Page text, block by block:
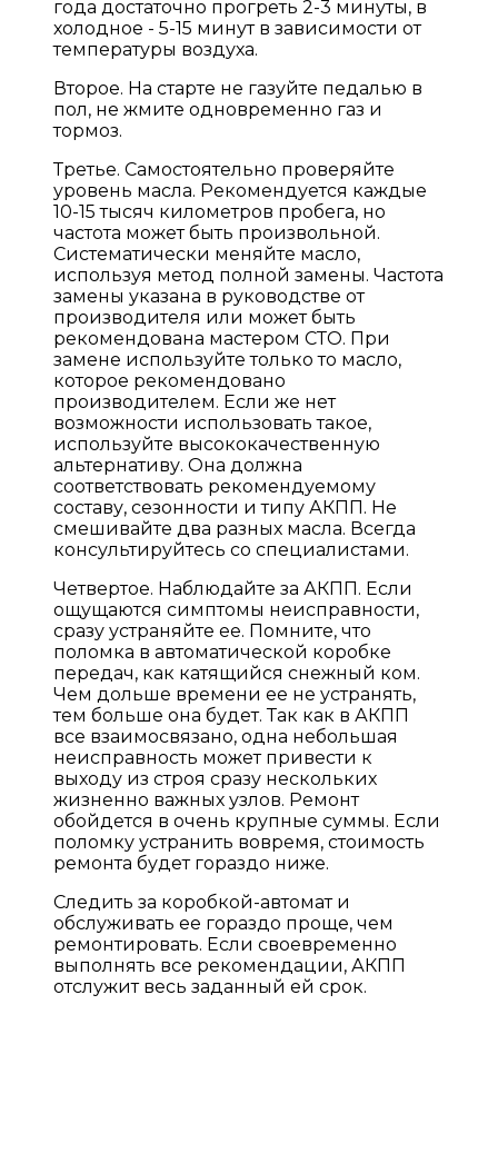
года достаточно прогреть 2-3 минуты, в
холодное - 5-15 минут в зависимости от
температуры воздуха.
Второе. На старте не газуйте педалью в
пол, не жмите одновременно газ и
тормоз.
Третье. Самостоятельно проверяйте
уровень масла. Рекомендуется каждые
10-15 тысяч километров пробега, но
частота может быть произвольной.
Систематически меняйте масло,
используя метод полной замены. Частота
замены указана в руководстве от
производителя или может быть
рекомендована мастером СТО. При
замене используйте только то масло,
которое рекомендовано
производителем. Если же нет
возможности использовать такое,
используйте высококачественную
альтернативу. Она должна
соответствовать рекомендуемому
составу, сезонности и типу АКПП. Не
смешивайте два разных масла. Всегда
консультируйтесь со специалистами.
Четвертое. Наблюдайте за АКПП. Если
ощущаются симптомы неисправности,
сразу устраняйте ее. Помните, что
поломка в автоматической коробке
передач, как катящийся снежный ком.
Чем дольше времени ее не устранять,
тем больше она будет. Так как в АКПП
все взаимосвязано, одна небольшая
неисправность может привести к
выходу из строя сразу нескольких
жизненно важных узлов. Ремонт
обойдется в очень крупные суммы. Если
поломку устранить вовремя, стоимость
ремонта будет гораздо ниже.
Следить за коробкой-автомат и
обслуживать ее гораздо проще, чем
ремонтировать. Если своевременно
выполнять все рекомендации, АКПП
отслужит весь заданный ей срок.